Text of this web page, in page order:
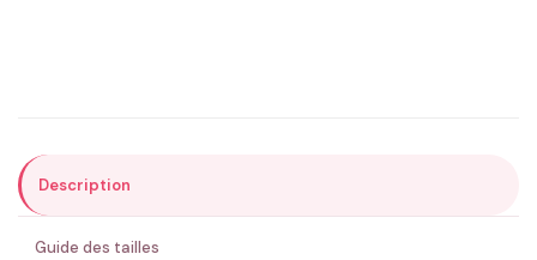
ENVOYER MA DEMANDE ✨
Description
Guide des tailles